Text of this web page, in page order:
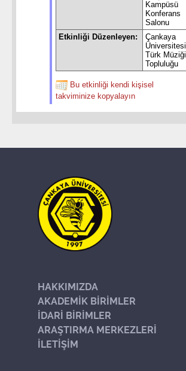
Kampüsü
Konferans
Salonu
Etkinliği Düzenleyen:
Çankaya
Üniversitesi
Türk Müziği
Topluluğu
Bu etkinliği kendi kişisel
takviminize kopyalayın
HAKKIMIZDA
AKADEMİK BİRİMLER
İDARİ BİRİMLER
ARAŞTIRMA MERKEZLERİ
İLETİŞİM